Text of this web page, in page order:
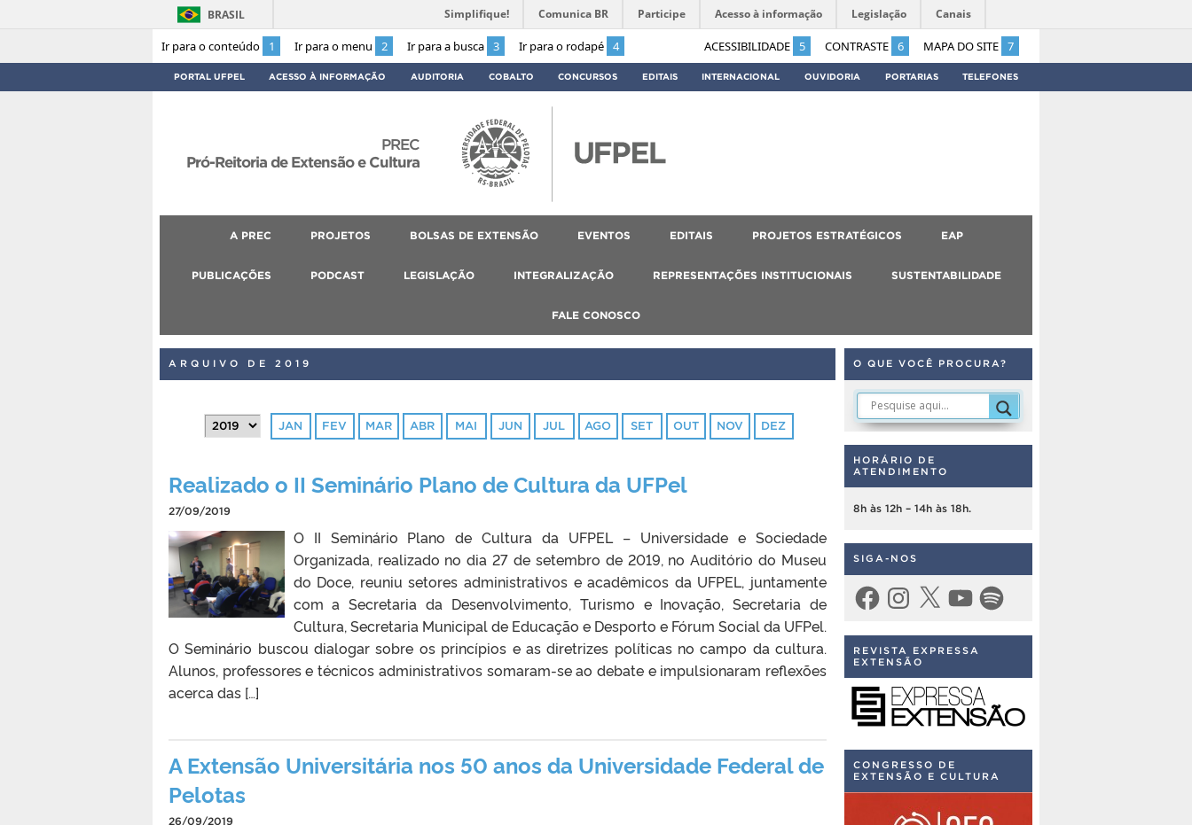
Ir para o conteúdo 1 Ir para o menu 2 Ir para a busca 3 Ir para o rodapé 4 ACESSIBILIDADE 5 CONTRASTE 6 MAPA DO SITE 7
BRASIL Simplifique! Comunica BR Participe Acesso à informação Legislação Canais
PORTAL UFPEL ACESSO À INFORMAÇÃO AUDITORIA COBALTO CONCURSOS EDITAIS INTERNACIONAL OUVIDORIA PORTARIAS TELEFONES
PREC
Pró-Reitoria de Extensão e Cultura
A PREC PROJETOS BOLSAS DE EXTENSÃO EVENTOS EDITAIS PROJETOS ESTRATÉGICOS EAP
PUBLICAÇÕES PODCAST LEGISLAÇÃO INTEGRALIZAÇÃO REPRESENTAÇÕES INSTITUCIONAIS SUSTENTABILIDADE
FALE CONOSCO
ARQUIVO DE 2019
JAN FEV MAR ABR MAI JUN JUL AGO SET OUT NOV DEZ
Realizado o II Seminário Plano de Cultura da UFPel
27/09/2019
O II Seminário Plano de Cultura da UFPEL – Universidade e Sociedade
Organizada, realizado no dia 27 de setembro de 2019, no Auditório do Museu
do Doce, reuniu setores administrativos e acadêmicos da UFPEL, juntamente
com a Secretaria da Desenvolvimento, Turismo e Inovação, Secretaria de
Cultura, Secretaria Municipal de Educação e Desporto e Fórum Social da UFPel.
O Seminário buscou dialogar sobre os princípios e as diretrizes políticas no campo da cultura.
Alunos, professores e técnicos administrativos somaram-se ao debate e impulsionaram reflexões
acerca das […]
A Extensão Universitária nos 50 anos da Universidade Federal de
Pelotas
26/09/2019
O QUE VOCÊ PROCURA?
HORÁRIO DE
ATENDIMENTO
8h às 12h – 14h às 18h.
SIGA-NOS
FacebookInstagram
X YouTubeSpotify
REVISTA EXPRESSA
EXTENSÃO
CONGRESSO DE
EXTENSÃO E CULTURA